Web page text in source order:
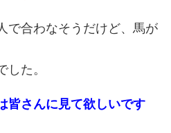
で合わなそうだけど、馬が
た。
皆さんに見て欲しいです